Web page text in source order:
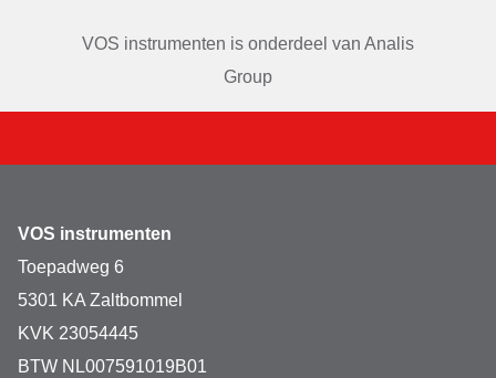
nieuwe meting.
Specificaties van de pH-meter digitaal
van VOS
VOS instrumenten is onderdeel van Analis
Group
VOS instrumenten
Toepadweg 6
5301 KA Zaltbommel
KVK 23054445
BTW NL007591019B01